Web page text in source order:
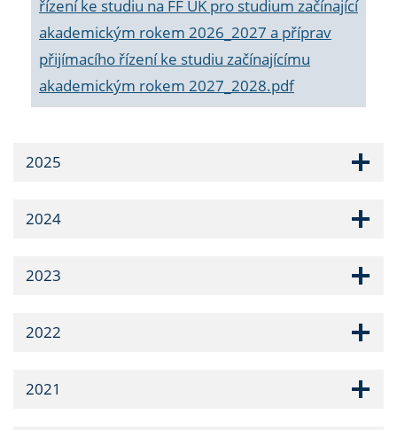
řízení ke studiu na FF UK pro studium začínající
akademickým rokem 2026_2027 a příprav
přijímacího řízení ke studiu začínajícímu
akademickým rokem 2027_2028.pdf
2025
2024
2023
2022
2021